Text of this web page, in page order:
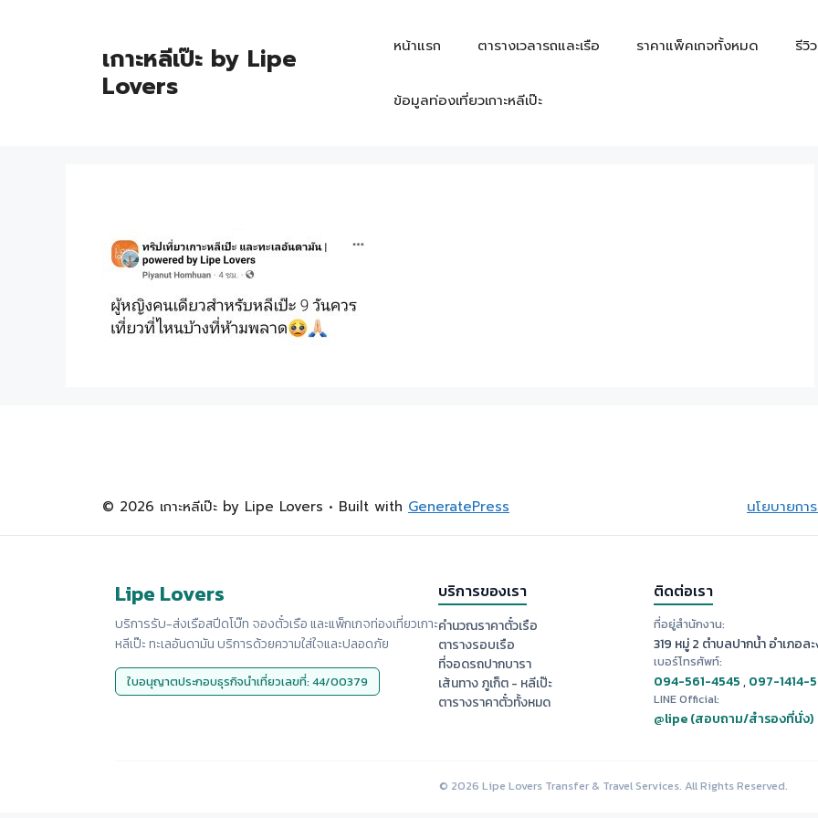
เกาะหลีเป๊ะ by Lipe
Lovers
หน้าแรก ตารางเวลารถและเรือ ราคาแพ็คเกจทั้งหมด รีวิ
ข้อมูลท่องเที่ยวเกาะหลีเป๊ะ
นโยบายกา
© 2026 เกาะหลีเป๊ะ by Lipe Lovers • Built with GeneratePress
Lipe Lovers
บริการรับ-ส่งเรือสปีดโบ๊ท จองตั๋วเรือ และแพ็กเกจท่องเที่ยวเกาะ
หลีเป๊ะ ทะเลอันดามัน บริการด้วยความใส่ใจและปลอดภัย
ใบอนุญาตประกอบธุรกิจนำเที่ยวเลขที่: 44/00379
บริการของเรา
คำนวณราคาตั๋วเรือ
ตารางรอบเรือ
ที่จอดรถปากบารา
เส้นทาง ภูเก็ต - หลีเป๊ะ
ตารางราคาตั๋วทั้งหมด
ติดต่อเรา
ที่อยู่สำนักงาน:
319 หมู่ 2 ตำบลปากน้ำ อำเภอล
เบอร์โทรศัพท์:
094-561-4545,097-1414-
LINE Official:
@lipe (สอบถาม/สำรองที่นั่ง)
© 2026 Lipe Lovers Transfer & Travel Services. All Rights Reserved.